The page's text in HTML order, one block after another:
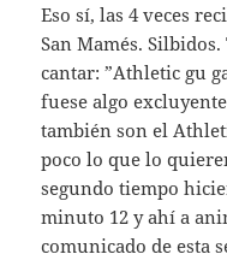
Eso sí, las 4 veces
San Mamés.
cantar: ”Athletic gu
fuese algo
también son el
poco lo que lo
segundo tiempo
minuto 12 y ahí a
comunicado de esta